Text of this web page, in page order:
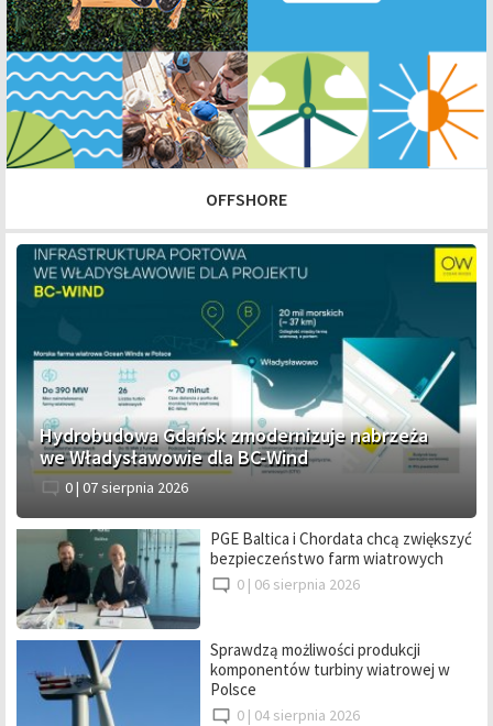
OFFSHORE
Hydrobudowa Gdańsk zmodernizuje nabrzeża
we Władysławowie dla BC-Wind
0 | 07 sierpnia 2026
PGE Baltica i Chordata chcą zwiększyć
bezpieczeństwo farm wiatrowych
0 | 06 sierpnia 2026
Sprawdzą możliwości produkcji
komponentów turbiny wiatrowej w
Polsce
0 | 04 sierpnia 2026